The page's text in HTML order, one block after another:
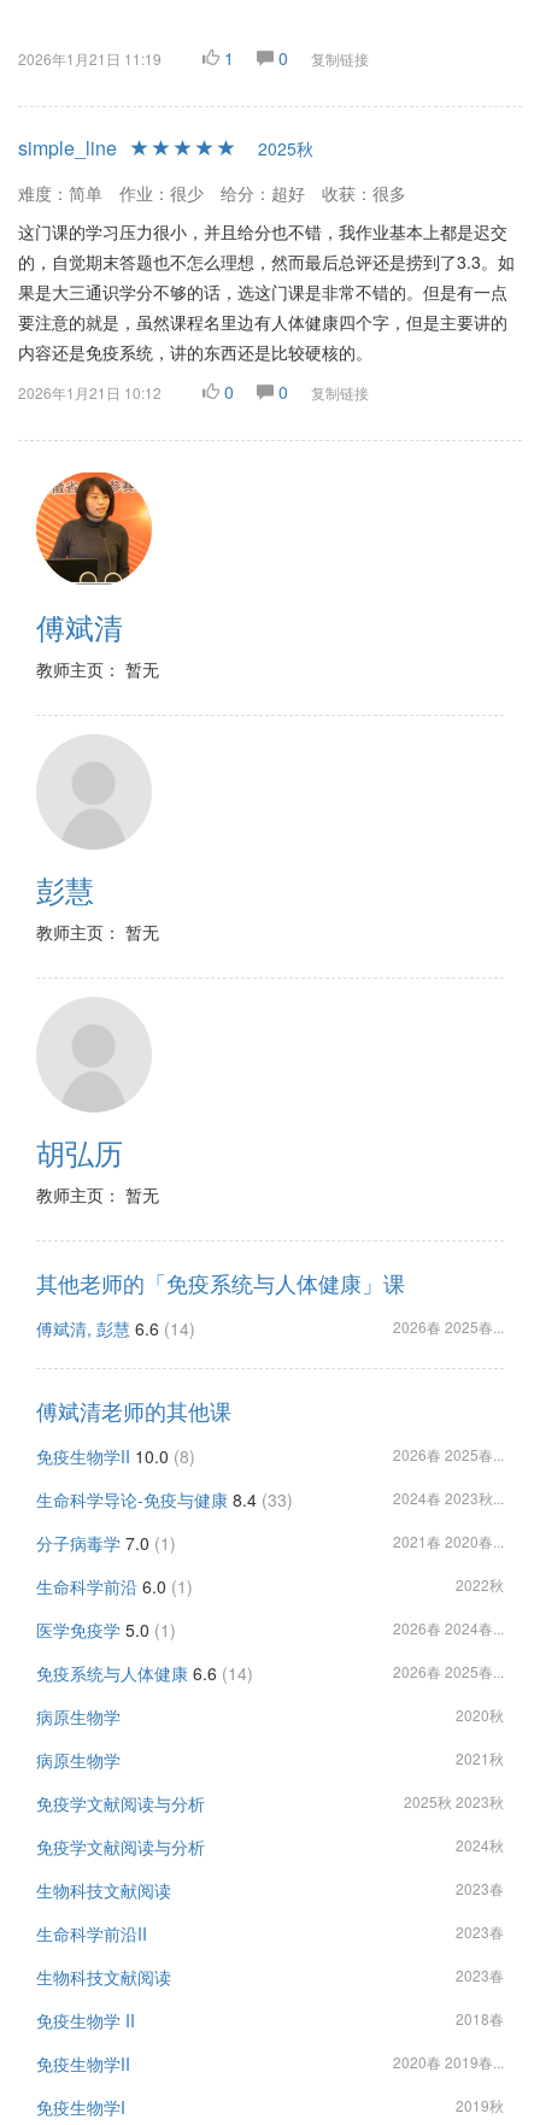
2026年1月21日 11:19 1 0 复制链接
simple_line
2025秋
难度：简单
作业：很少 给分：超好
收获：很多
这门课的学习压力很小，并且给分也不错，我作业基本上都是迟交
的，自觉期末答题也不怎么理想，然而最后总评还是捞到了3.3。如
果是大三通识学分不够的话，选这门课是非常不错的。但是有一点
要注意的就是，虽然课程名里边有人体健康四个字，但是主要讲的
内容还是免疫系统，讲的东西还是比较硬核的。
2026年1月21日 10:12 0 0 复制链接
傅斌清
教师主页： 暂无
彭慧
教师主页： 暂无
胡弘历
教师主页： 暂无
其他老师的「免疫系统与人体健康」课
傅斌清, 彭慧 6.6 (14) 2026春 2025春...
傅斌清老师的其他课
免疫生物学II 10.0 (8) 2026春 2025春...
生命科学导论-免疫与健康 8.4 (33) 2024春 2023秋...
分子病毒学 7.0 (1) 2021春 2020春...
生命科学前沿 6.0 (1) 2022秋
医学免疫学 5.0 (1) 2026春 2024春...
免疫系统与人体健康 6.6 (14) 2026春 2025春...
病原生物学 2020秋
病原生物学 2021秋
免疫学文献阅读与分析 2025秋 2023秋
免疫学文献阅读与分析 2024秋
生物科技文献阅读 2023春
生命科学前沿II 2023春
生物科技文献阅读 2023春
免疫生物学 II 2018春
免疫生物学II 2020春 2019春...
免疫生物学I 2019秋